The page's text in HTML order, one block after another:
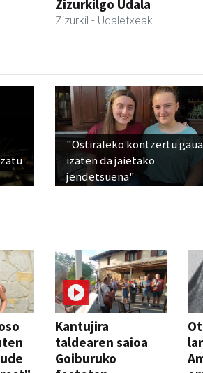
Zizurkilgo Udala
Zizurkil - Udaletxeak
"Ostiraleko kontzertu gaua
izaten da jaietako
jendetsuena"
Kantujira
taldearen saioa
Goiburuko